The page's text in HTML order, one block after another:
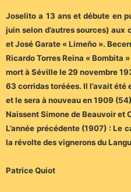
Joselito a 13 ans et débute en
juin selon d’autres sources) aux
et José Garate « Limeño ».
Ricardo Torres Reina « Bombita
mort à Séville le 29 novembre
63 corridas toréées. Il l’avait été
et le sera à nouveau en 1909
Naissent Simone de Beauvoir et
L’année précédente (1907) : Le
la révolte des vignerons du
Patrice Quiot